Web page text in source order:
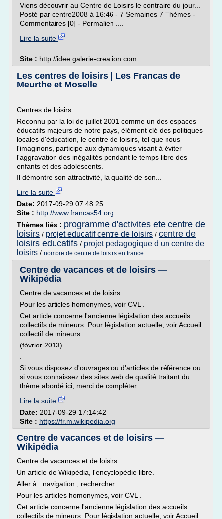
Viens découvrir au Centre de Loisirs le contraire du jour...
Posté par centre2008 à 16:46 - 7 Semaines 7 Thèmes -
Commentaires [0] - Permalien ....
Lire la suite
Site : http://idee.galerie-creation.com
Les centres de loisirs | Les Francas de
Meurthe et Moselle
Centres de loisirs
Reconnu par la loi de juillet 2001 comme un des espaces
éducatifs majeurs de notre pays, élément clé des politiques
locales d'éducation, le centre de loisirs, tel que nous
l'imaginons, participe aux dynamiques visant à éviter
l'aggravation des inégalités pendant le temps libre des
enfants et des adolescents.
Il démontre son attractivité, la qualité de son...
Lire la suite
Date: 2017-09-29 07:48:25
Site : http://www.francas54.org
Thèmes liés : programme d'activites ete centre de
loisirs / projet educatif centre de loisirs / centre de
loisirs educatifs / projet pedagogique d un centre de
loisirs / nombre de centre de loisirs en france
Centre de vacances et de loisirs —
Wikipédia
Centre de vacances et de loisirs
Pour les articles homonymes, voir CVL .
Cet article concerne l'ancienne législation des accueils
collectifs de mineurs. Pour législation actuelle, voir Accueil
collectif de mineurs .
(février 2013)
Si vous disposez d'ouvrages ou d'articles de référence ou
si vous connaissez des sites web de qualité traitant du
thème abordé ici, merci de compléter...
Lire la suite
Date: 2017-09-29 17:14:42
Site : https://fr.m.wikipedia.org
Centre de vacances et de loisirs —
Wikipédia
Centre de vacances et de loisirs
Un article de Wikipédia, l'encyclopédie libre.
Aller à : navigation , rechercher
Pour les articles homonymes, voir CVL .
Cet article concerne l'ancienne législation des accueils
collectifs de mineurs. Pour législation actuelle, voir Accueil